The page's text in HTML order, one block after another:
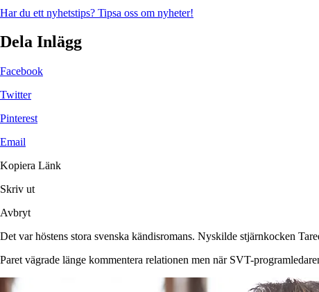
Har du ett nyhetstips? Tipsa oss om nyheter!
Dela Inlägg
Facebook
Twitter
Pinterest
Email
Kopiera Länk
Skriv ut
Avbryt
Det var höstens stora svenska kändisromans. Nyskilde stjärnkocken
Paret vägrade länge kommentera relationen men när SVT-